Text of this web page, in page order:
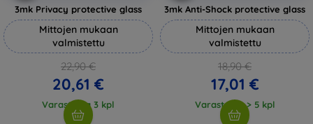
3mk Privacy protective glass
Mittojen mukaan
valmistettu
22,90 €
20,61 €
Varastossa 3 kpl
3mk Anti-Shock protective glass
Mittojen mukaan
valmistettu
18,90 €
17,01 €
Varastossa > 5 kpl